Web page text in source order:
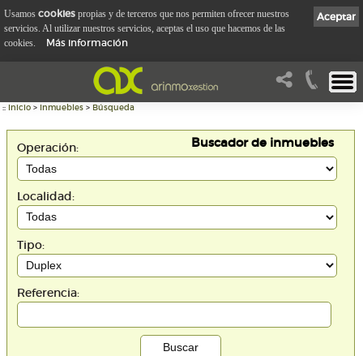
:: Inicio > Inmuebles > Búsqueda
Buscador de inmuebles
Operación:
Localidad:
Tipo:
Referencia:
Aceptar
Usamos cookies propias y de terceros que nos permiten ofrecer nuestros
servicios. Al utilizar nuestros servicios, aceptas el uso que hacemos de las
cookies.
Más información